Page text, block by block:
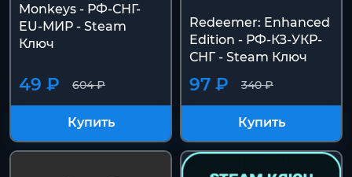
Monkeys - РФ-СНГ-
EU-МИР - Steam
Ключ
604 ₽
49 ₽
Купить
Redeemer: Enhanced
Edition - РФ-КЗ-УКР-
СНГ - Steam Ключ
340 ₽
97 ₽
Купить